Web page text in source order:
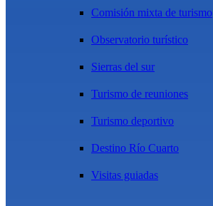
Comisión mixta de turismo
Observatorio turístico
Sierras del sur
Turismo de reuniones
Turismo deportivo
Destino Río Cuarto
Visitas guiadas